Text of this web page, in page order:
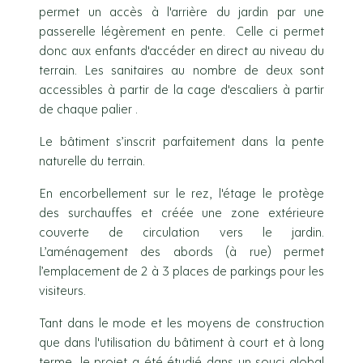
permet un accès à l'arrière du jardin par une
passerelle légèrement en pente. Celle ci permet
donc aux enfants d'accéder en direct au niveau du
terrain. Les sanitaires au nombre de deux sont
accessibles à partir de la cage d'escaliers à partir
de chaque palier .
Le bâtiment s’inscrit parfaitement dans la pente
naturelle du terrain.
En encorbellement sur le rez, l'étage le protège
des surchauffes et créée une zone extérieure
couverte de circulation vers le jardin.
L’aménagement des abords (à rue) permet
l’emplacement de 2 à 3 places de parkings pour les
visiteurs.
Tant dans le mode et les moyens de construction
que dans l'utilisation du bâtiment à court et à long